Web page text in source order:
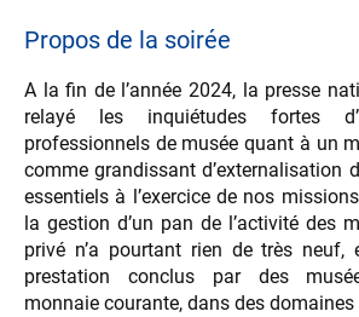
Propos de la soirée
A la fin de l’année 2024, la presse
relayé les inquiétudes fortes
professionnels de musée quant à un
comme grandissant d’externalisation
essentiels à l’exercice de nos
la gestion d’un pan de l’activité des
privé n’a pourtant rien de très neuf,
prestation conclus par des
monnaie courante, dans des